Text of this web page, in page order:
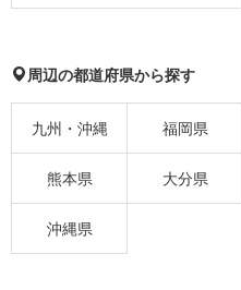
周辺の都道府県から探す
九州・沖縄 福岡県
熊本県 大分県
沖縄県